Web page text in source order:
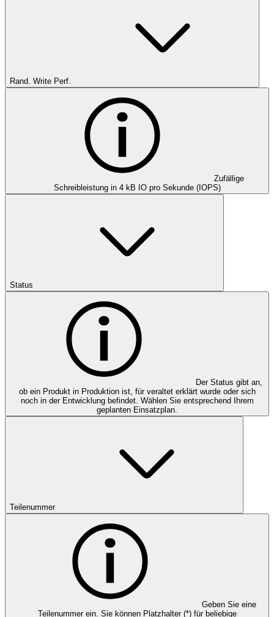
Rand. Write Perf.
Zufällige
Schreibleistung in 4 kB IO pro Sekunde (IOPS)
Status
Der Status gibt an,
ob ein Produkt in Produktion ist, für veraltet erklärt wurde oder sich
noch in der Entwicklung befindet. Wählen Sie entsprechend Ihrem
geplanten Einsatzplan.
Teilenummer
Geben Sie eine
Teilenummer ein. Sie können Platzhalter (*) für beliebige